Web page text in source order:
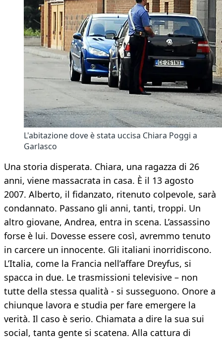
L'abitazione dove è stata uccisa Chiara Poggi a
Garlasco
Una storia disperata. Chiara, una ragazza di 26
anni, viene massacrata in casa. È il 13 agosto
2007. Alberto, il fidanzato, ritenuto colpevole, sarà
condannato. Passano gli anni, tanti, troppi. Un
altro giovane, Andrea, entra in scena. L’assassino
forse è lui. Dovesse essere così, avremmo tenuto
in carcere un innocente. Gli italiani inorridiscono.
L’Italia, come la Francia nell’affare Dreyfus, si
spacca in due. Le trasmissioni televisive – non
tutte della stessa qualità - si susseguono. Onore a
chiunque lavora e studia per fare emergere la
verità. Il caso è serio. Chiamata a dire la sua sui
social, tanta gente si scatena. Alla cattura di